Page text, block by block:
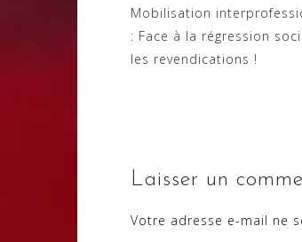
Navigation
de
Mobilisation
: Face à la régression
les revendications !
Laisser un
Votre adresse e-mail ne